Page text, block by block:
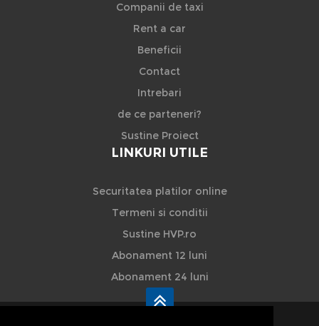
Companii de taxi
Rent a car
Beneficii
Contact
Intrebari
de ce parteneri?
Sustine Proiect
LINKURI UTILE
Securitatea platilor online
Termeni si conditii
Sustine HVP.ro
Abonament 12 luni
Abonament 24 luni